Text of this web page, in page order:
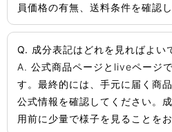
員価格の有無、送料条件を確認
Q. 成分表記はどれを見ればよい
A. 公式商品ページとliveページ
す。最終的には、手元に届く商
公式情報を確認してください。
用前に少量で様子を見ることを